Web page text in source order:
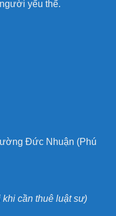
yếu thế.
Đức Nhuận (Phú
khi cần thuê luật sư)